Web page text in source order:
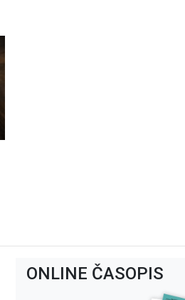
ONLINE ČASOPIS